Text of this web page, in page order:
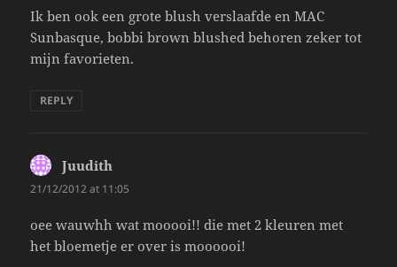
Ik ben ook een grote blush verslaafde en MAC
Sunbasque, bobbi brown blushed behoren zeker tot
mijn favorieten.
REPLY
Juudith
21/12/2012 at 11:05
oee wauwhh wat mooooi!! die met 2 kleuren met
het bloemetje er over is moooooi!